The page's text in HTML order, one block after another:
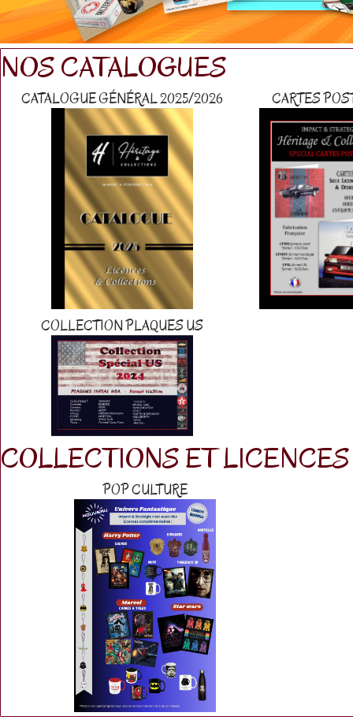
NOS CATALOGUES
CATALOGUE GÉNÉRAL 2025/2026 CARTES
COLLECTION PLAQUES US
COLLECTIONS ET LICENCES
POP CULTURE